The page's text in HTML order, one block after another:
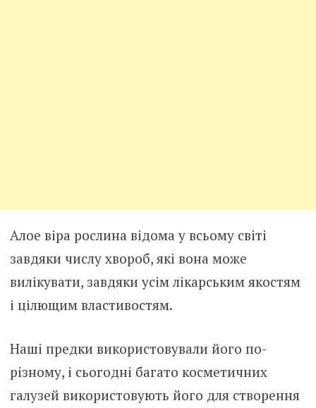
Алое віра рослина відома у всьому світі
завдяки числу хвороб, які вона може
вилікувати, завдяки усім лікарським якостям
і цілющим властивостям.
Наші предки використовували його по-
різному, і сьогодні багато косметичних
галузей використовують його для створення